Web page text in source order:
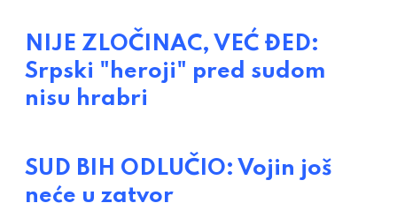
NIJE ZLOČINAC, VEĆ ĐED:
Srpski "heroji" pred sudom
nisu hrabri
SUD BIH ODLUČIO: Vojin još
neće u zatvor